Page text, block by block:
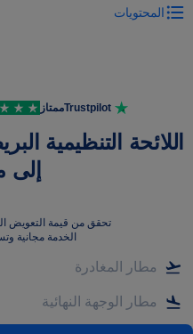
المحتويات
Trustpilotممتاز
إلى
تحقق من قيمة التعويض
الخدمة مجانية